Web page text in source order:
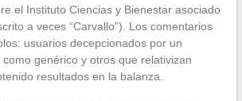
el Instituto Ciencias y Bienestar asociado
a veces “Carvallo”). Los comentarios
usuarios decepcionados por un
genérico y otros que relativizan
resultados en la balanza.